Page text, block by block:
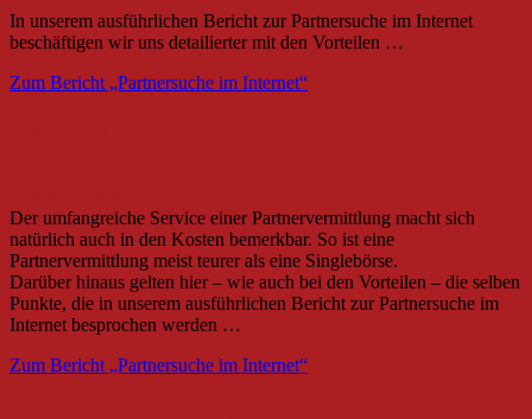
In unserem ausführlichen Bericht zur Partnersuche im Internet
beschäftigen wir uns detailierter mit den Vorteilen …
Zum Bericht „Partnersuche im Internet“
Der umfangreiche Service einer Partnervermittlung macht sich
natürlich auch in den Kosten bemerkbar. So ist eine
Partnervermittlung meist teurer als eine Singlebörse.
Darüber hinaus gelten hier – wie auch bei den Vorteilen – die selben
Punkte, die in unserem ausführlichen Bericht zur Partnersuche im
Internet besprochen werden …
Zum Bericht „Partnersuche im Internet“